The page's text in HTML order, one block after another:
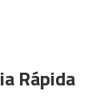
Rápida